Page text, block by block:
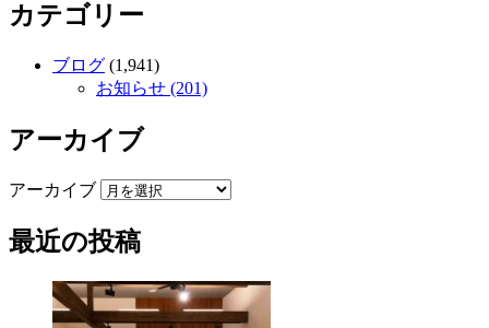
カテゴリー
ブログ (1,941)
お知らせ (201)
アーカイブ
アーカイブ
最近の投稿